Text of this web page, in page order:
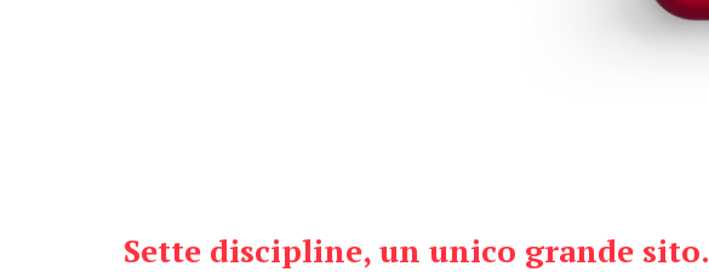
Sette discipline, un unico grande sito.